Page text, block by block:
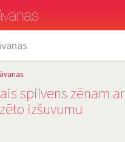
spilvens zēnam ar
izšuvumu